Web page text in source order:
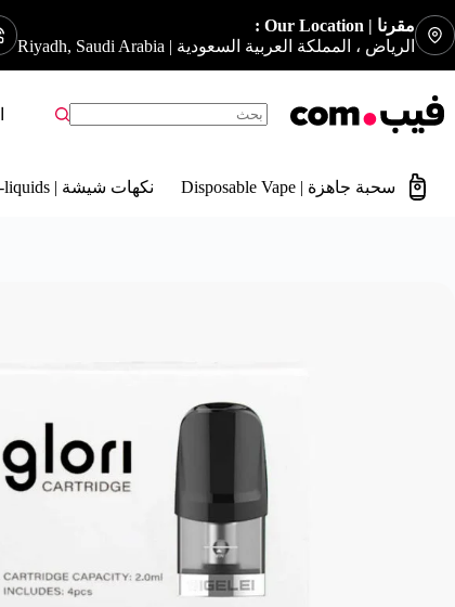
مقرنا | Our Location :
الرياض ، المملكة العربية السعودية | Riyadh, Saudi Arabia
سحبة جاهزة | Disposable Vape نكهات شيشة | E-liquids